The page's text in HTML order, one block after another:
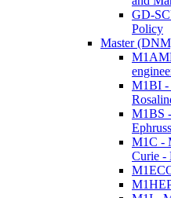
GD-
Policy
Master
M1BI -
M1BS
M1C -
Curie -